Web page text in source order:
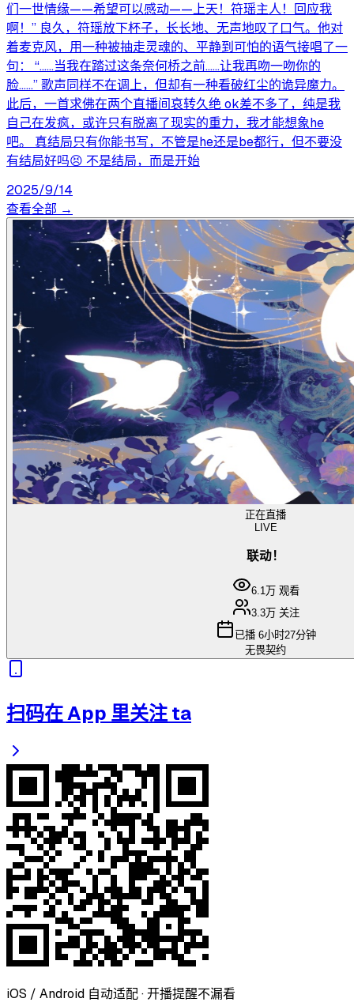
们一世情缘——希望可以感动——上天！符瑶主人！回应我
啊！” 良久，符瑶放下杯子，长长地、无声地叹了口气。他对
着麦克风，用一种被抽走灵魂的、平静到可怕的语气接唱了一
句： “……当我在踏过这条奈何桥之前……让我再吻一吻你的
脸……” 歌声同样不在调上，但却有一种看破红尘的诡异魔力。
此后，一首求佛在两个直播间哀转久绝 ok差不多了，纯是我
自己在发疯，或许只有脱离了现实的重力，我才能想象he
吧。 真结局只有你能书写，不管是he还是be都行，但不要没
有结局好吗😣 不是结局，而是开始
2025/9/14
查看全部 →
正在直播
LIVE
联动！
6.1万 观看
3.3万 关注
已播 6小时27分钟
无畏契约
扫码在 App 里关注 ta
iOS / Android 自动适配 · 开播提醒不漏看